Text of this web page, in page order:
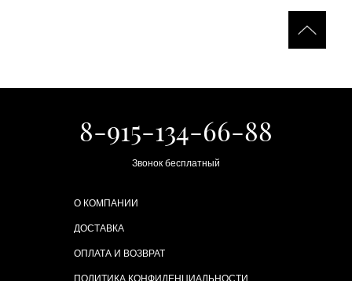
8-915-134-66-88
Звонок бесплатный
О КОМПАНИИ
ДОСТАВКА
ОПЛАТА И ВОЗВРАТ
ПОЛИТИКА КОНФИДЕНЦИАЛЬНОСТИ